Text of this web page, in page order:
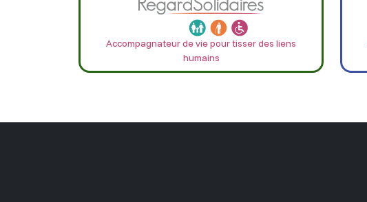
Accompagnateur de vie pour tisser des liens
humains